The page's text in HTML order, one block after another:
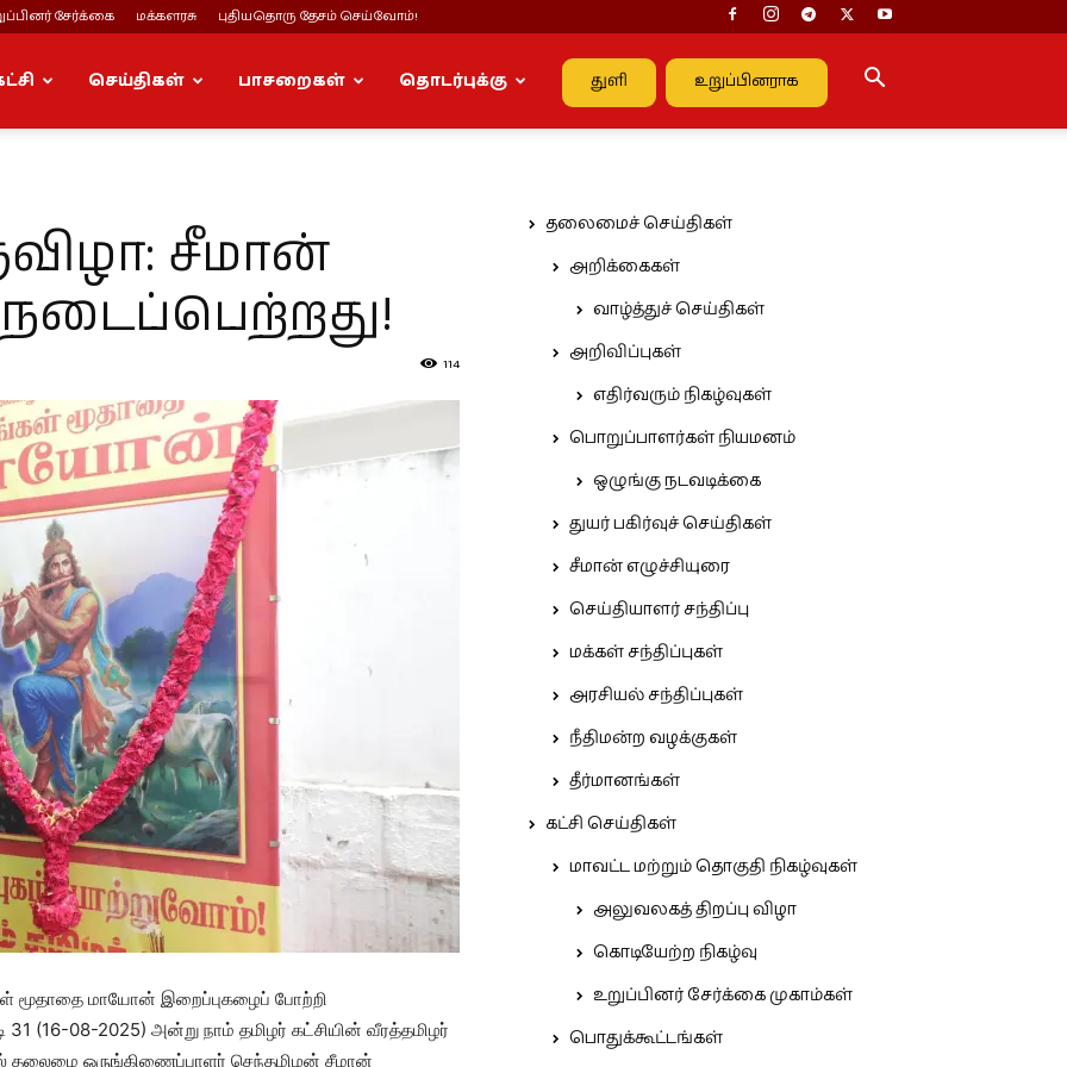
சேர்க்கை மக்களரசு புதியதொரு தேசம் செய்வோம்!
துளி உறுப்பினராக
செய்திகள் பாசறைகள் தொடர்புக்கு
சீமான்
114
மாயோன் இறைப்புகழைப் போற்றி
(16-08-2025) அன்று நாம் தமிழர் கட்சியின் வீரத்தமிழர்
தலைமை ஒருங்கிணைப்பாளர் செந்தமிழன் சீமான்
தலைமைச் செய்திகள்
அறிக்கைகள்
வாழ்த்துச் செய்திகள்
அறிவிப்புகள்
எதிர்வரும் நிகழ்வுகள்
பொறுப்பாளர்கள் நியமனம்
ஒழுங்கு நடவடிக்கை
துயர் பகிர்வுச் செய்திகள்
சீமான் எழுச்சியுரை
செய்தியாளர் சந்திப்பு
மக்கள் சந்திப்புகள்
அரசியல் சந்திப்புகள்
நீதிமன்ற வழக்குகள்
தீர்மானங்கள்
கட்சி செய்திகள்
மாவட்ட மற்றும் தொகுதி நிகழ்வுகள்
அலுவலகத் திறப்பு விழா
கொடியேற்ற நிகழ்வு
உறுப்பினர் சேர்க்கை முகாம்கள்
பொதுக்கூட்டங்கள்